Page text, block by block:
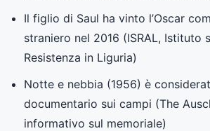
Il figlio di Saul ha vinto l’Oscar
straniero nel 2016 (ISRAL, Istituto
Resistenza in Liguria)
Notte e nebbia (1956) è
documentario sui campi (The
informativo sul memoriale)